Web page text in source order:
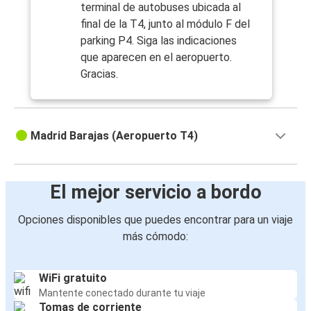
terminal de autobuses ubicada al
final de la T4, junto al módulo F del
parking P4. Siga las indicaciones
que aparecen en el aeropuerto.
Gracias.
Madrid Barajas (Aeropuerto T4)
El mejor servicio a bordo
Opciones disponibles que puedes encontrar para un viaje
más cómodo:
WiFi gratuito
Mantente conectado durante tu viaje
Tomas de corriente